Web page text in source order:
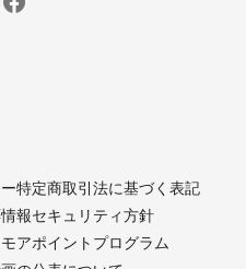
特定商取引法に基づく表記
情報セキュリティ方針
モアポイントプログラム